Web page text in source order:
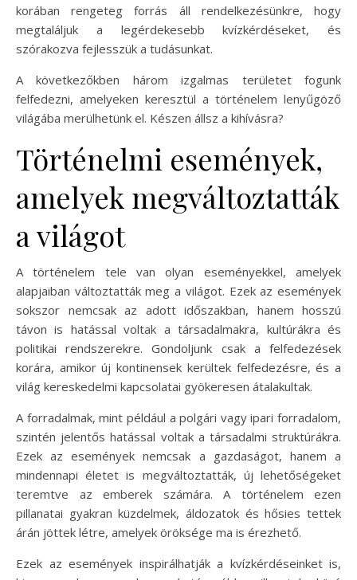
korában rengeteg forrás áll rendelkezésünkre, hogy
megtaláljuk a legérdekesebb kvízkérdéseket, és
szórakozva fejlesszük a tudásunkat.
A következőkben három izgalmas területet fogunk
felfedezni, amelyeken keresztül a történelem lenyűgöző
világába merülhetünk el. Készen állsz a kihívásra?
Történelmi események,
amelyek megváltoztatták
a világot
A történelem tele van olyan eseményekkel, amelyek
alapjaiban változtatták meg a világot. Ezek az események
sokszor nemcsak az adott időszakban, hanem hosszú
távon is hatással voltak a társadalmakra, kultúrákra és
politikai rendszerekre. Gondoljunk csak a felfedezések
korára, amikor új kontinensek kerültek felfedezésre, és a
világ kereskedelmi kapcsolatai gyökeresen átalakultak.
A forradalmak, mint például a polgári vagy ipari forradalom,
szintén jelentős hatással voltak a társadalmi struktúrákra.
Ezek az események nemcsak a gazdaságot, hanem a
mindennapi életet is megváltoztatták, új lehetőségeket
teremtve az emberek számára. A történelem ezen
pillanatai gyakran küzdelmek, áldozatok és hősies tettek
árán jöttek létre, amelyek öröksége ma is érezhető.
Ezek az események inspirálhatják a kvízkérdéseinket is,